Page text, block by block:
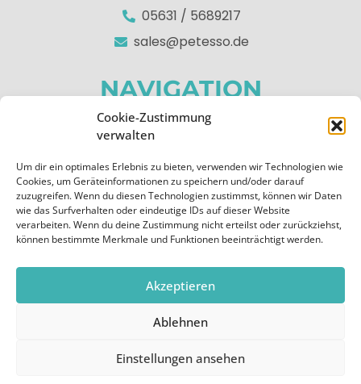
Cookie-Zustimmung
verwalten
Um dir ein optimales Erlebnis zu bieten, verwenden wir Technologien wie
Cookies, um Geräteinformationen zu speichern und/oder darauf
zuzugreifen. Wenn du diesen Technologien zustimmst, können wir Daten
wie das Surfverhalten oder eindeutige IDs auf dieser Website
verarbeiten. Wenn du deine Zustimmung nicht erteilst oder zurückziehst,
können bestimmte Merkmale und Funktionen beeinträchtigt werden.
Akzeptieren
Ablehnen
Einstellungen ansehen
05631 / 5689217
sales@petesso.de
NAVIGATION
Home
Apps
Kontakt
RECHTLICHES
Impressum